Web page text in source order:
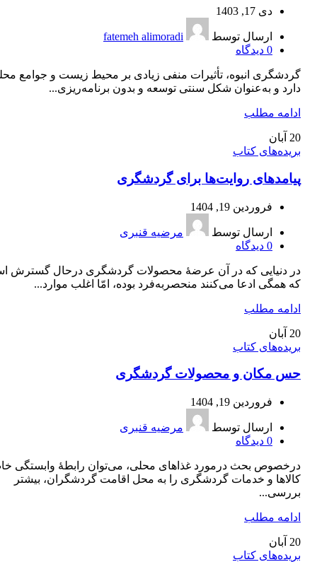
دی 17, 1403
ارسال توسط
fatemeh alimoradi
0 دیدگاه
گردشگری انبوه، تأثیرات منفی زیادی بر محیط زیست و جوامع
دارد و به‌عنوان شکل سنتی توسعه و بدون برنامه‌ریزی...
ادامه مطلب
20 آبان
بریده‌های کتاب
پیامدهای روایت‌ها برای گردشگری
فروردین 19, 1404
ارسال توسط
مرضیه قنبری
0 دیدگاه
در دنیایی که در آن عرضۀ محصولات گردشگری درحال گسترش
که همگی ادعا می‌کنند منحصربه‌فرد بوده، امّا اغلب موارد...
ادامه مطلب
20 آبان
بریده‌های کتاب
حس مکان و محصولات گردشگری
فروردین 19, 1404
ارسال توسط
مرضیه قنبری
0 دیدگاه
درخصوص بحث درمورد غذاهای محلی، می‌توان رابطۀ وابستگی
کالاها و خدمات گردشگری را به محل اقامت گردشگران، بیشتر
بررسی...
ادامه مطلب
20 آبان
بریده‌های کتاب